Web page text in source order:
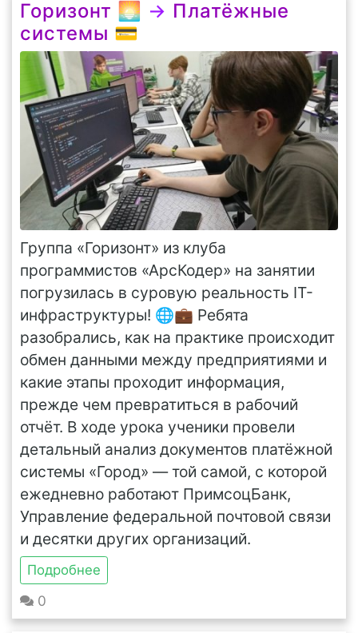
Горизонт 🌅 → Платёжные
системы 💳
Группа «Горизонт» из клуба
программистов «АрсКодер» на занятии
погрузилась в суровую реальность IT-
инфраструктуры! 🌐💼 Ребята
разобрались, как на практике происходит
обмен данными между предприятиями и
какие этапы проходит информация,
прежде чем превратиться в рабочий
отчёт. В ходе урока ученики провели
детальный анализ документов платёжной
системы «Город» — той самой, с которой
ежедневно работают ПримсоцБанк,
Управление федеральной почтовой связи
и десятки других организаций.
Подробнее
0